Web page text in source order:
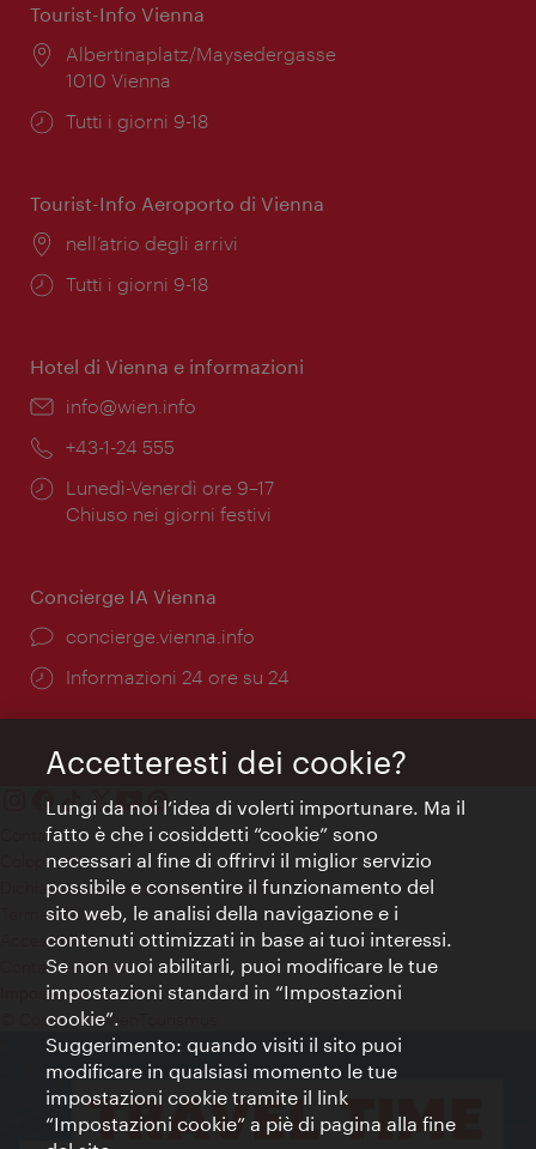
Tourist-Info Vienna
Posizione:
Albertinaplatz/Maysedergasse
1010 Vienna
Orari
Tutti i giorni 9-18
Tourist-Info Aeroporto di Vienna
Posizione:
nell’atrio degli arrivi
Orari
Tutti i giorni 9-18
Hotel di Vienna e informazioni
Email:
info@wien.info
Telefono:
+43-1-24 555
Orari
di
Lunedì-Venerdì ore 9–17
Chiuso nei giorni festivi
Concierge IA Vienna
Ort:
concierge.vienna.info
Öffnungszeiten:
Informazioni 24 ore su 24
Contatti
Colophon
Dichiarazione sulla protezione dei dati
Terms of Use
Accessibilità
Contatto stampa
Impostazioni cookie
© Copyright WienTourismus
Accetteresti dei cookie?
Lungi da noi l’idea di volerti importunare. Ma il
fatto è che i cosiddetti “cookie” sono
necessari al fine di offrirvi il miglior servizio
possibile e consentire il funzionamento del
sito web, le analisi della navigazione e i
contenuti ottimizzati in base ai tuoi interessi.
Se non vuoi abilitarli, puoi modificare le tue
impostazioni standard in “Impostazioni
cookie”.
Suggerimento: quando visiti il sito puoi
modificare in qualsiasi momento le tue
impostazioni cookie tramite il link
“Impostazioni cookie” a piè di pagina alla fine